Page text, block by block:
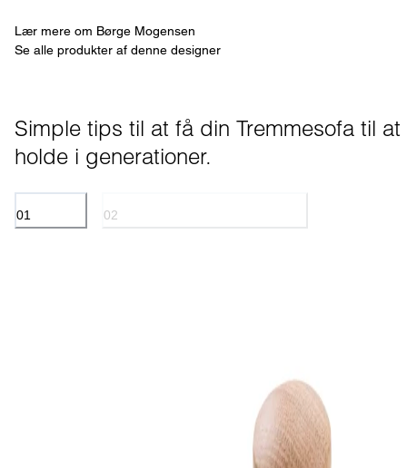
Lær mere om Børge Mogensen
Se alle produkter af denne designer
Simple tips til at få din Tremmesofa til at
holde i generationer.
01 02